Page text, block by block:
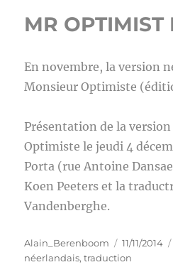
MR OPTIMIST
En novembre, la version
Monsieur Optimiste
Présentation de la
Optimiste le jeudi 4
Porta (rue Antoine
Koen Peeters et la
Vandenberghe.
Auteur
Alain_Berenboom
Publié
le
11/11/2014
néerlandais,traduction